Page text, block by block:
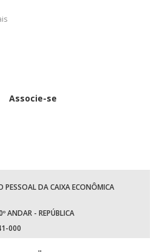
Associe-se
PESSOAL DA CAIXA ECONÔMICA
ANDAR - REPÚBLICA
000